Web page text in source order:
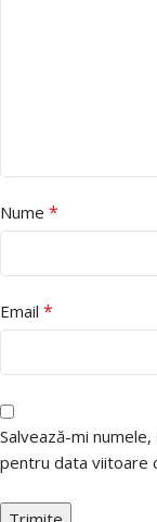
Nume *
Email *
Salvează-mi
pentru data viitoare